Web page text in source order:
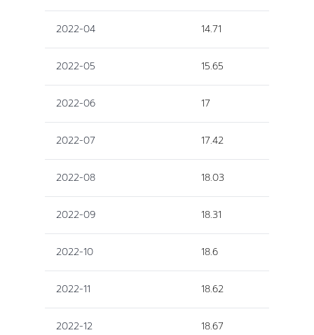
2022-04 14.71
2022-05 15.65
2022-06 17
2022-07 17.42
2022-08 18.03
2022-09 18.31
2022-10 18.6
2022-11 18.62
2022-12 18.67